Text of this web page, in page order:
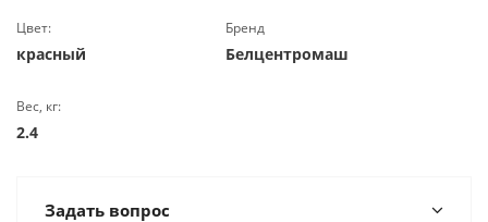
Цвет:
красный
Бренд
Белцентромаш
Вес, кг:
2.4
Задать вопрос